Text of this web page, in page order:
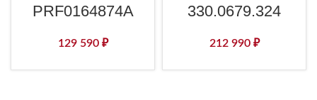
PRF0164874A
129 590 ₽
330.0679.324
212 990 ₽